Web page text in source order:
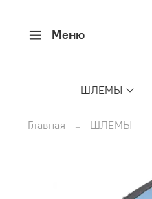
Меню
ШЛЕМЫ
Главная ШЛЕМЫ